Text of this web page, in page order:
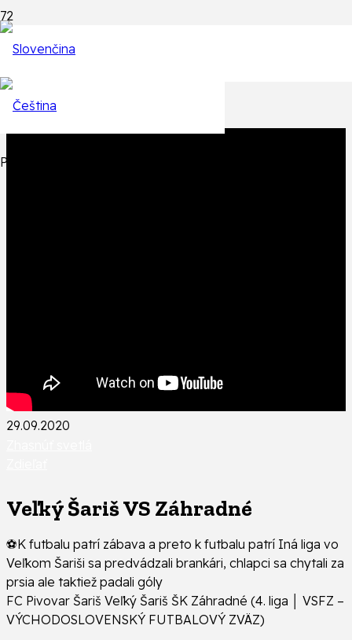
Produkt
Epizódy
Späť na zoznam epizód
29.09.2020
Veľký Šariš VS Záhradné
⚽️K futbalu patrí zábava a preto k futbalu patrí Iná liga vo
Veľkom Šariši sa predvádzali brankári, chlapci sa chytali za
prsia ale taktiež padali góly
FC Pivovar Šariš Veľký Šariš ŠK Záhradné (4. liga │ VSFZ –
VÝCHODOSLOVENSKÝ FUTBALOVÝ ZVÄZ)